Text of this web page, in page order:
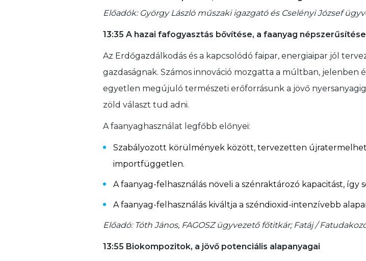
Előadók: György László műszaki igazgató és Cselényi József
13:35 A hazai fafogyasztás bővítése, a faanyag népszerűsítése
Az Erdőgazdálkodás és a kapcsolódó faipar, energiaipar jól
gazdaságnak. Számos innováció mozgatta a múltban, jelenben
egyetlen megújuló természeti erőforrásunk a jövő
zöld választ tud adni.
A faanyaghasználat legfőbb előnyei:
Szabályozott körülmények között, tervezetten
importfüggetlen.
A faanyag-felhasználás növeli a szénraktározó kapacitást,
A faanyag-felhasználás kiváltja a széndioxid-intenzívebb
Előadó: Tóth János, FAGOSZ ügyvezető főtitkár; Fatáj /
13:55 Biokompozitok, a jövő potenciális alapanyagai